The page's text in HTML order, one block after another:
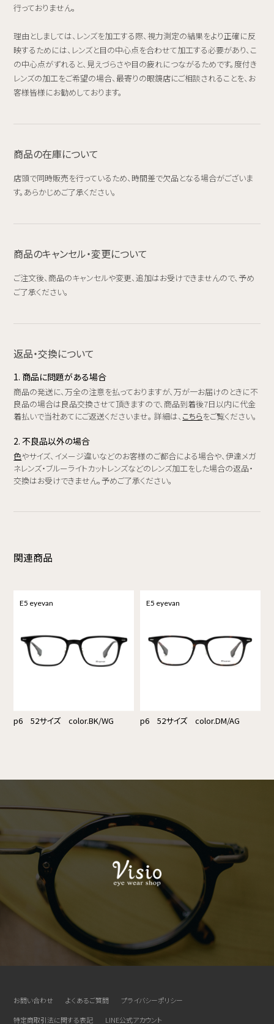
行っておりません。
理由としましては、レンズを加工する際、視力測定の結果をより正確に反
映するためには、レンズと目の中心点を合わせて加工する必要があり、こ
の中心点がずれると、見えづらさや目の疲れにつながるためです。度付き
レンズの加工をご希望の場合、最寄りの眼鏡店にご相談されることを、お
客様皆様にお勧めしております。
商品の在庫について
店頭で同時販売を行っているため、時間差で欠品となる場合がございま
す。あらかじめご了承ください。
商品のキャンセル・変更について
ご注文後、商品のキャンセルや変更、追加はお受けできませんので、予め
ご了承ください。
返品・交換について
1. 商品に問題がある場合
商品の発送に、万全の注意を払っておりますが、万が一お届けのときに不
良品の場合は良品交換させて頂きますので、商品到着後7日以内に代金
着払いで当社あてにご返送くださいませ。 詳細は、 こちらをご覧ください。
2. 不良品以外の場合
色やサイズ、イメージ違いなどのお客様のご都合による場合や、伊達メガ
ネレンズ・ブルーライトカットレンズなどのレンズ加工をした場合の返品・
交換はお受けできません。予めご了承ください。
関連商品
E5 eyevan
p6 52サイズ color.BK/WG
E5 eyevan
p6 52サイズ color.DM/AG
お問い合わせ よくあるご質問
プライバシーポリシー
特定商取引法に関する表記
LINE公式アカウント